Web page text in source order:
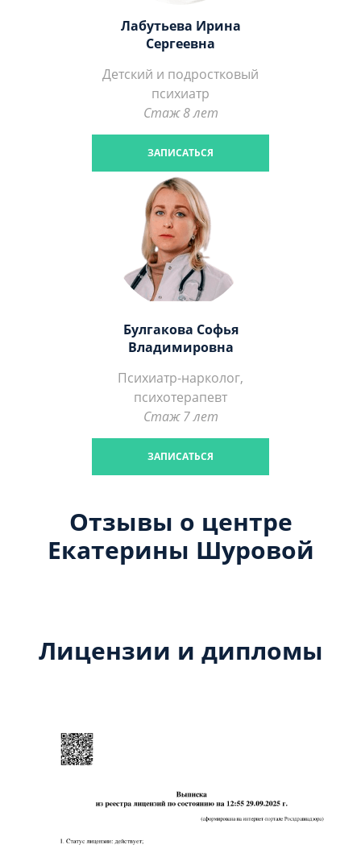
Лабутьева Ирина
Сергеевна
Детский и подростковый
психиатр
Стаж 8 лет
ЗАПИСАТЬСЯ
Булгакова Софья
Владимировна
Психиатр-нарколог,
психотерапевт
Стаж 7 лет
ЗАПИСАТЬСЯ
Отзывы о центре
Екатерины Шуровой
Лицензии и дипломы